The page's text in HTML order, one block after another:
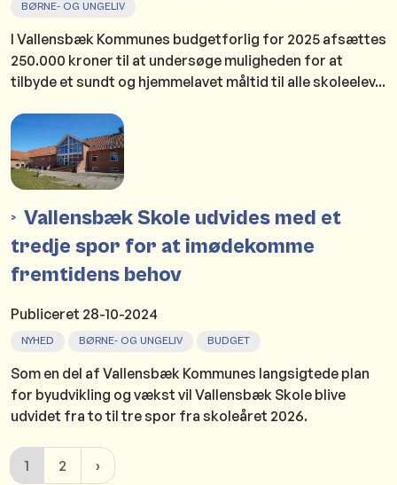
BØRNE- OG UNGELIV
I Vallensbæk Kommunes budgetforlig for 2025 afsættes
250.000 kroner til at undersøge muligheden for at
tilbyde et sundt og hjemmelavet måltid til alle skoleelev...
Vallensbæk Skole udvides med et
tredje spor for at imødekomme
fremtidens behov
Publiceret 28-10-2024
NYHED BØRNE- OG UNGELIV BUDGET
Som en del af Vallensbæk Kommunes langsigtede plan
for byudvikling og vækst vil Vallensbæk Skole blive
udvidet fra to til tre spor fra skoleåret 2026.
1 2